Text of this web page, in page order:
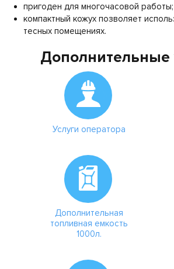
пригоден для многочасовой работы;
компактный кожух позволяет
тесных помещениях.
Дополнительные
Услуги оператора
Дополнительная
топливная емкость
1000л.